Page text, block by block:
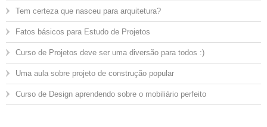
Tem certeza que nasceu para arquitetura?
Fatos básicos para Estudo de Projetos
Curso de Projetos deve ser uma diversão para todos :)
Uma aula sobre projeto de construção popular
Curso de Design aprendendo sobre o mobiliário perfeito